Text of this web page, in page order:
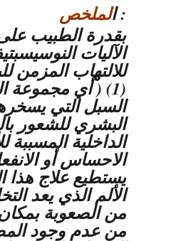
الملخص :
بقدرة الطبيب
الآليات
للالتهاب المزمن
(1) ( أي مجموعة
السبل التي
البشري للشعور
الداخلية المسببة
الاحساس أو
يستطيع علاج
الألم الذي يعد
من الصعوبة
من عدم وجود